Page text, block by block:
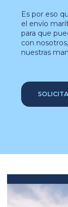
Es por eso
el envío
para que
con
nuestras